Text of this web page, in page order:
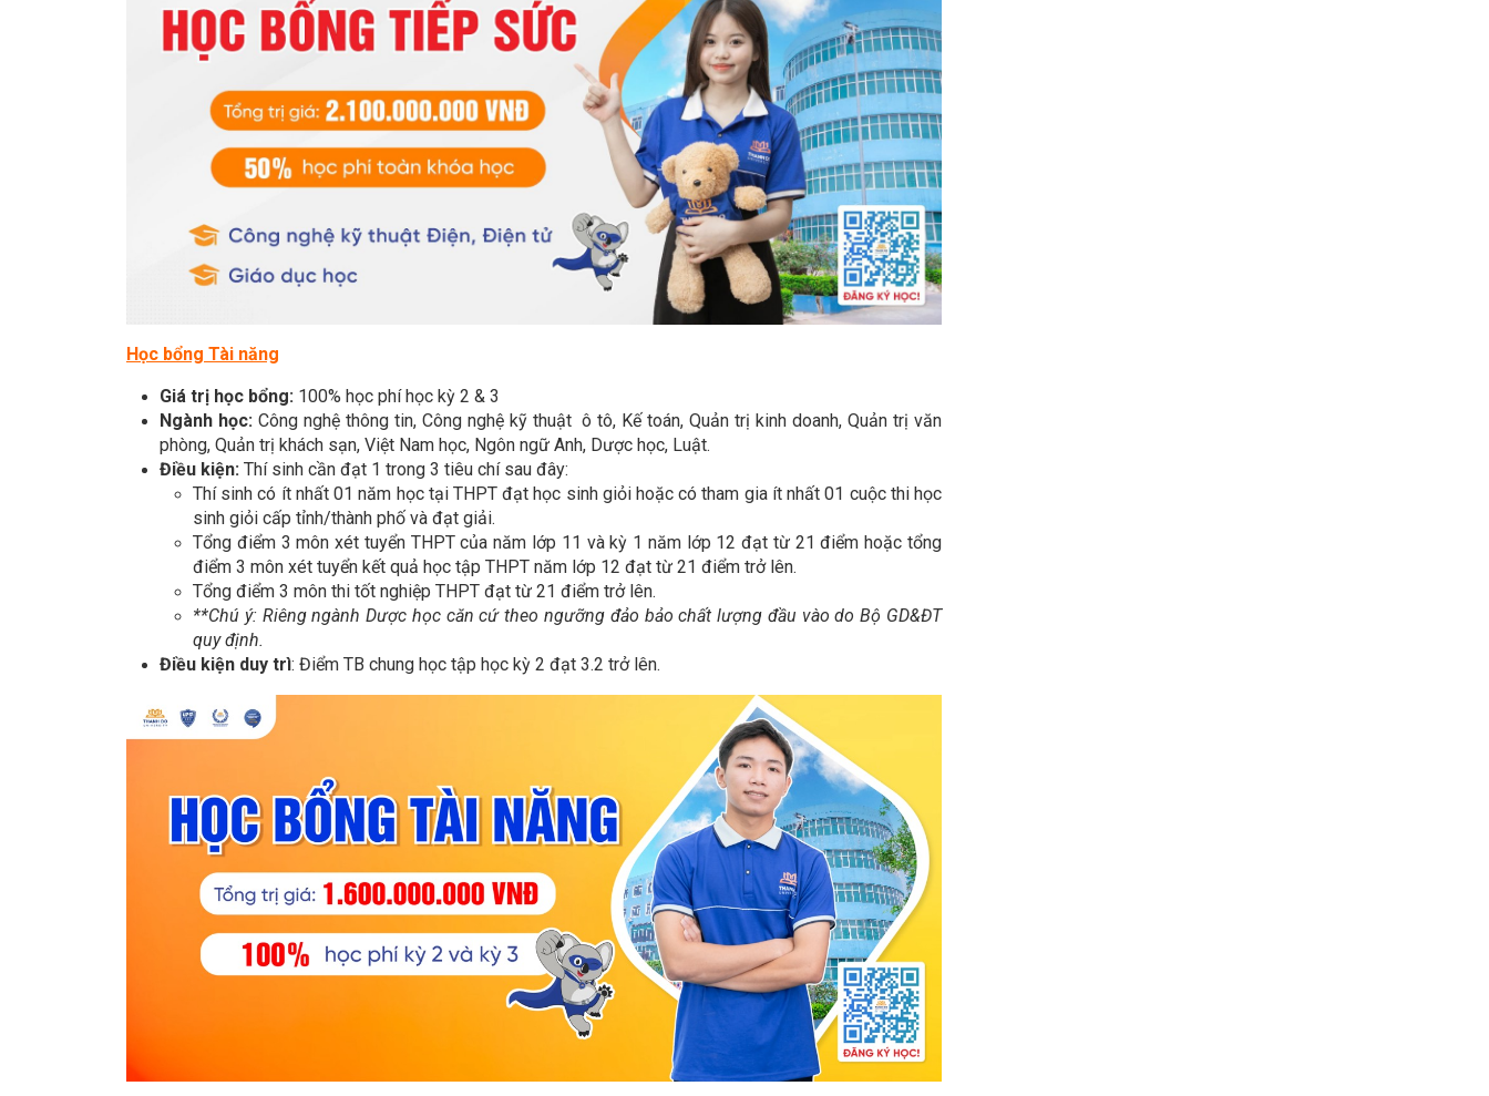
Học bổng Tài năng
Giá trị học bổng: 100% học phí học kỳ 2 & 3
Ngành học: Công nghệ thông tin, Công nghệ kỹ thuật ô tô, Kế toán, Quản trị kinh doanh, Quản trị văn
phòng, Quản trị khách sạn, Việt Nam học, Ngôn ngữ Anh, Dược học, Luật.
Điều kiện: Thí sinh cần đạt 1 trong 3 tiêu chí sau đây:
Thí sinh có ít nhất 01 năm học tại THPT đạt học sinh giỏi hoặc có tham gia ít nhất 01 cuộc thi học
sinh giỏi cấp tỉnh/thành phố và đạt giải.
Tổng điểm 3 môn xét tuyển THPT của năm lớp 11 và kỳ 1 năm lớp 12 đạt từ 21 điểm hoặc tổng
điểm 3 môn xét tuyển kết quả học tập THPT năm lớp 12 đạt từ 21 điểm trở lên.
Tổng điểm 3 môn thi tốt nghiệp THPT đạt từ 21 điểm trở lên.
**Chú ý:Riêng ngành Dược học căn cứ theo ngưỡng đảo bảo chất lượng đầu vào do Bộ GD&ĐT
quy định.
Điều kiện duy trì: Điểm TB chung học tập học kỳ 2 đạt 3.2 trở lên.